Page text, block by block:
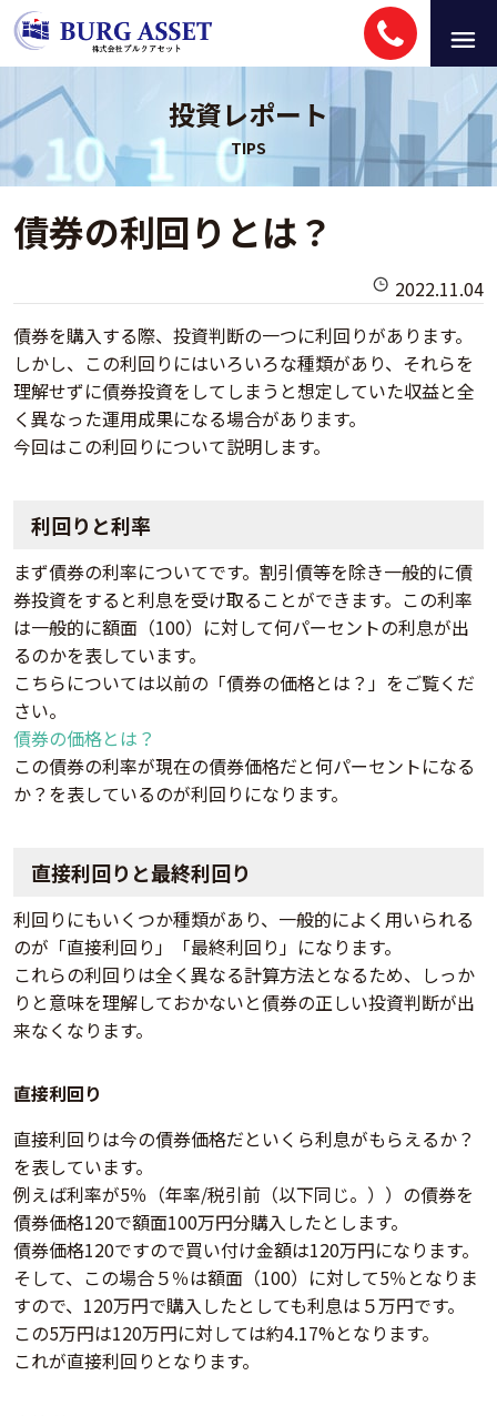
投資レポート
債券の利回りとは？
2022.11.04
債券を購入する際、投資判断の一つに利回りがあります。
しかし、この利回りにはいろいろな種類があり、それらを
理解せずに債券投資をしてしまうと想定していた収益と全
く異なった運用成果になる場合があります。
今回はこの利回りについて説明します。
利回りと利率
まず債券の利率についてです。割引債等を除き一般的に債
券投資をすると利息を受け取ることができます。この利率
は一般的に額面（100）に対して何パーセントの利息が出
るのかを表しています。
こちらについては以前の「債券の価格とは？」をご覧くだ
さい。
債券の価格とは？
この債券の利率が現在の債券価格だと何パーセントになる
か？を表しているのが利回りになります。
直接利回りと最終利回り
利回りにもいくつか種類があり、一般的によく用いられる
のが「直接利回り」「最終利回り」になります。
これらの利回りは全く異なる計算方法となるため、しっか
りと意味を理解しておかないと債券の正しい投資判断が出
来なくなります。
直接利回り
直接利回りは今の債券価格だといくら利息がもらえるか？
を表しています。
例えば利率が5％（年率/税引前（以下同じ。））の債券を
債券価格120で額面100万円分購入したとします。
債券価格120ですので買い付け金額は120万円になります。
そして、この場合５％は額面（100）に対して5％となりま
すので、120万円で購入したとしても利息は５万円です。
この5万円は120万円に対しては約4.17%となります。
これが直接利回りとなります。